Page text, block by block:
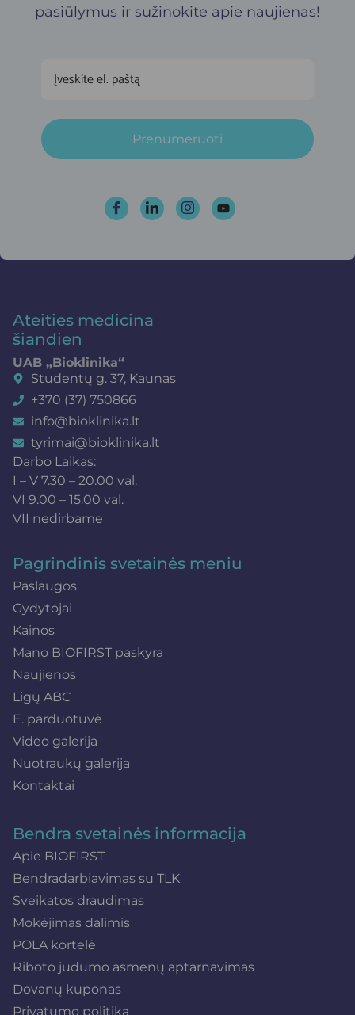
pasiūlymus ir sužinokite apie naujienas!
Prenumeruoti
Ateities medicina
šiandien
UAB „Bioklinika“
Studentų g. 37, Kaunas
+370 (37) 750866
info@bioklinika.lt
tyrimai@bioklinika.lt
Darbo Laikas:
I – V 7.30 – 20.00 val.
VI 9.00 – 15.00 val.
VII nedirbame
Pagrindinis svetainės meniu
Paslaugos
Gydytojai
Kainos
Mano BIOFIRST paskyra
Naujienos
Ligų ABC
E. parduotuvė
Video galerija
Nuotraukų galerija
Kontaktai
Bendra svetainės informacija
Apie BIOFIRST
Bendradarbiavimas su TLK
Sveikatos draudimas
Mokėjimas dalimis
POLA kortelė
Riboto judumo asmenų aptarnavimas
Dovanų kuponas
Privatumo politika